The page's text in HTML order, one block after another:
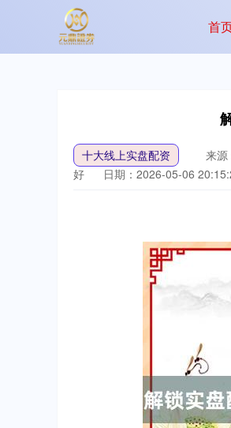
首
十大线上实盘配资 来源
好
日期：2026-05-06